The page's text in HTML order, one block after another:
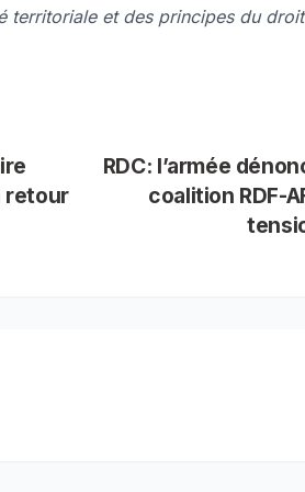
territoriale et des principes du
RDC: l’armée
coalition RDF-
retour